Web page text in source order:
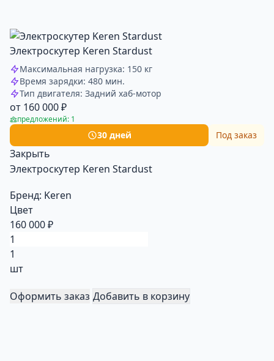
Электроскутер Keren Stardust
Максимальная нагрузка: 150 кг
Время зарядки: 480 мин.
Тип двигателя: Задний хаб-мотор
от 160 000 ₽
предложений: 1
30 дней Под заказ
Закрыть
Электроскутер Keren Stardust
Бренд: Keren
Цвет
160 000 ₽
1
шт
Оформить заказ Добавить в корзину